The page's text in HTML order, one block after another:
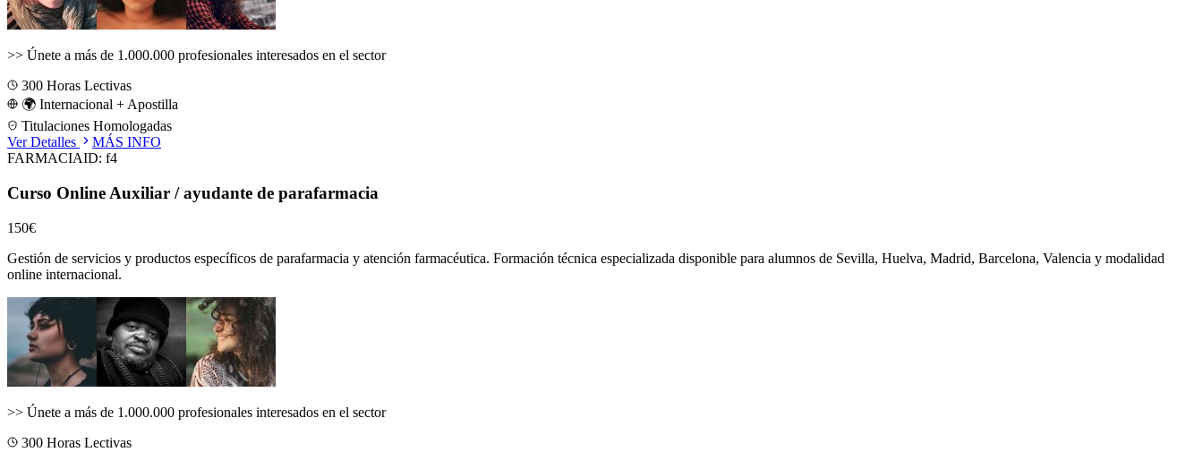
>> Únete a más de 1.000.000 profesionales interesados en el sector
300 Horas Lectivas
🌍 Internacional + Apostilla
Titulaciones Homologadas
Ver Detalles
MÁS INFO
FARMACIAID: f4
Curso Online Auxiliar / ayudante de parafarmacia
150€
Gestión de servicios y productos específicos de parafarmacia y atención farmacéutica. Formación técnica especializada disponible para alumnos de Sevilla, Huelva, Madrid, Barcelona, Valencia y modalidad
online internacional.
>> Únete a más de 1.000.000 profesionales interesados en el sector
300 Horas Lectivas